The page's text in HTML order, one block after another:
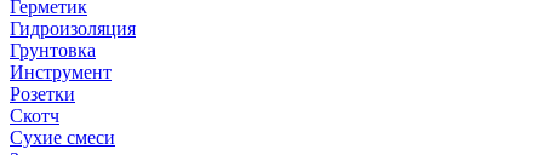
Герметик
Гидроизоляция
Грунтовка
Инструмент
Розетки
Скотч
Сухие смеси